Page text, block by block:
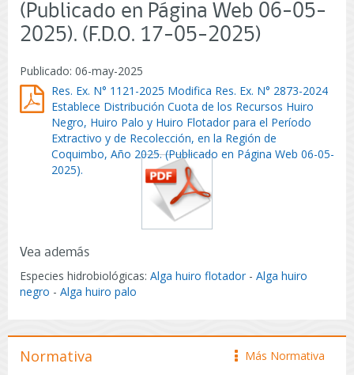
(Publicado en Página Web 06-05-
2025). (F.D.O. 17-05-2025)
Publicado: 06-may-2025
Res. Ex. N° 1121-2025 Modifica Res. Ex. N° 2873-2024
Establece Distribución Cuota de los Recursos Huiro
Negro, Huiro Palo y Huiro Flotador para el Período
Extractivo y de Recolección, en la Región de
Coquimbo, Año 2025. (Publicado en Página Web 06-05-
2025).
Vea además
Especies hidrobiológicas: Alga huiro flotador - Alga huiro
negro - Alga huiro palo
icono
Más Normativa
Normativa